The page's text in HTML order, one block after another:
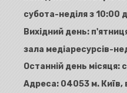
субота-неділя з 10:00
Вихідний день:
зала медіаресурсів-
Останній день місяця:
Адреса: 04053 м. Київ,